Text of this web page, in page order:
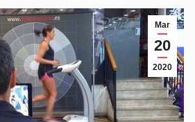
Mar
20
2020